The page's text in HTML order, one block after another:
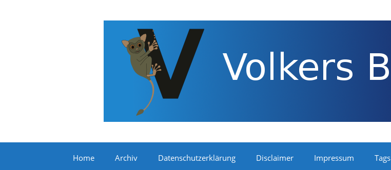
Home Archiv Datenschutzerklärung Disclaimer Impressum Tags